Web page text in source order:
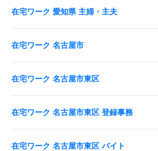
在宅ワーク 愛知県 主婦・主夫
在宅ワーク 名古屋市
在宅ワーク 名古屋市東区
在宅ワーク 名古屋市東区 登録事務
在宅ワーク 名古屋市東区 バイト